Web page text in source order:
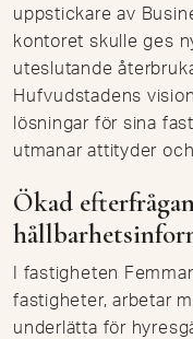
uppstickare av
kontoret skulle ges
uteslutande
Hufvudstadens
lösningar för sina
utmanar attityder
Ökad
I fastigheten
fastigheter, arbetar
underlätta för